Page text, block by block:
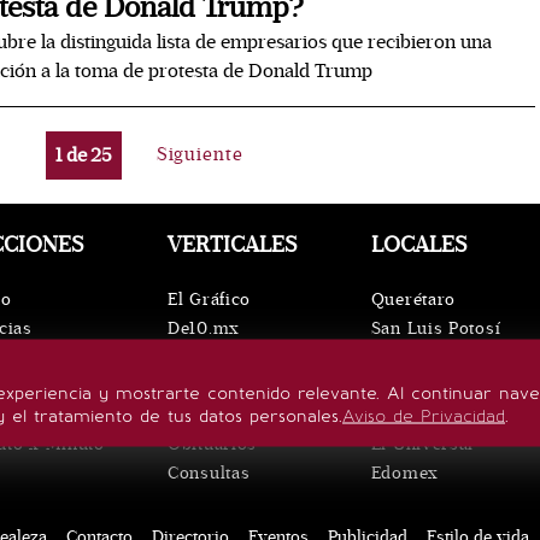
de Donald Trump?
la distinguida lista de empresarios que recibieron una
a la toma de protesta de Donald Trump
1de25 Siguiente
y mostrarte contenido relevante. Al continuar
el tratamiento de tus datos personales.Aviso de Privacidad.
de vida
x Minuto
VERTICALES
El Gráfico
De10.mx
Confabulario
Aviso Oportuno
Obituarios
Consultas
LOCALES
Querétaro
San Luis Potosí
Puebla
Hidalgo
El Universal
Edomex